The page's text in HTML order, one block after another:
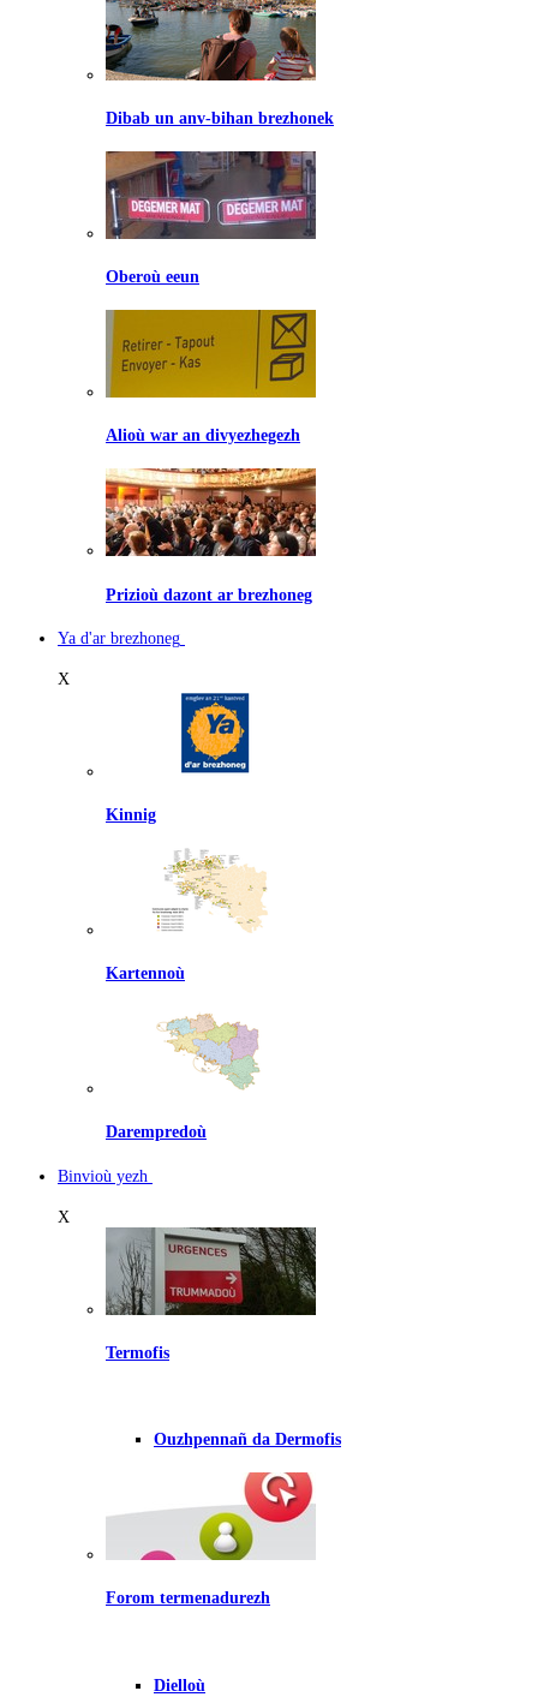
Dibab un anv-bihan brezhonek
Oberoù eeun
Alioù war an divyezhegezh
Prizioù dazont ar brezhoneg
Ya d'ar brezhoneg
X
Kinnig
Kartennoù
Darempredoù
Binvioù yezh
X
Termofis
Ouzhpennañ da Dermofis
Forom termenadurezh
Dielloù